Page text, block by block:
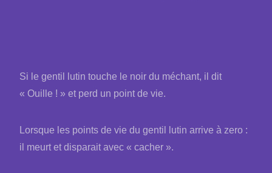
Si le gentil lutin touche le noir du méchant, il dit
« Ouille ! » et perd un point de vie.
Lorsque les points de vie du gentil lutin arrive à zero :
il meurt et disparait avec « cacher ».